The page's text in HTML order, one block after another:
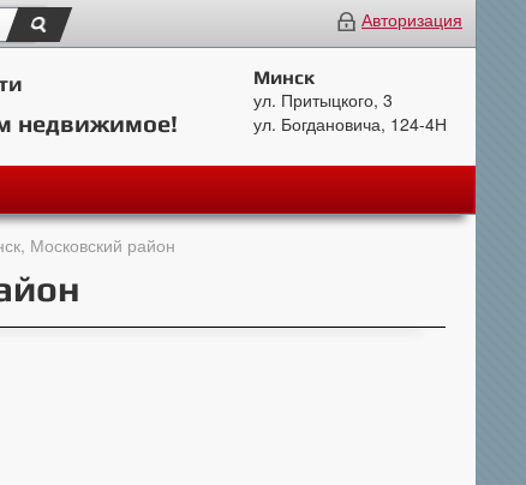
Авторизация
недвижимое!
Минск
ул. Притыцкого, 3
ул. Богдановича, 124-4Н
Московский район